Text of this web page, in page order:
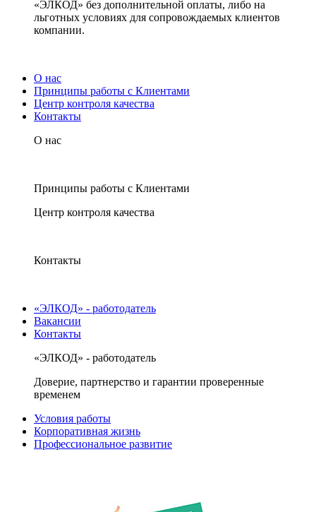
«ЭЛКОД» без дополнительной оплаты, либо на
льготных условиях для сопровождаемых клиентов
компании.
О нас
Принципы работы с Клиентами
Центр контроля качества
Контакты
О нас
Принципы работы с Клиентами
Центр контроля качества
Контакты
«ЭЛКОД» - работодатель
Вакансии
Контакты
«ЭЛКОД» - работодатель
Доверие, партнерство и гарантии проверенные
временем
Условия работы
Корпоративная жизнь
Профессиональное развитие